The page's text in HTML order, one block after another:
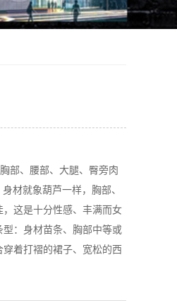
部、腰部、大腿、臀旁肉
材就象葫芦一样，胸部、
这是十分性感、丰满而女
：身材苗条、胸部中等或
着打褶的裙子、宽松的西